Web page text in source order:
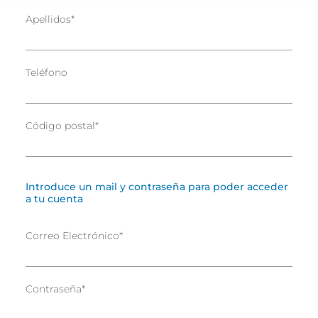
Apellidos*
Teléfono
Código postal*
Introduce un mail y contraseña para poder acceder
a tu cuenta
Correo Electrónico*
Contraseña*